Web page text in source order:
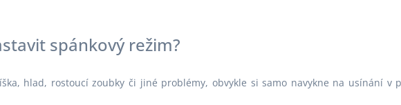
spánkový režim?
hlad, rostoucí zoubky či jiné problémy, obvykle si samo navykne na usínání v